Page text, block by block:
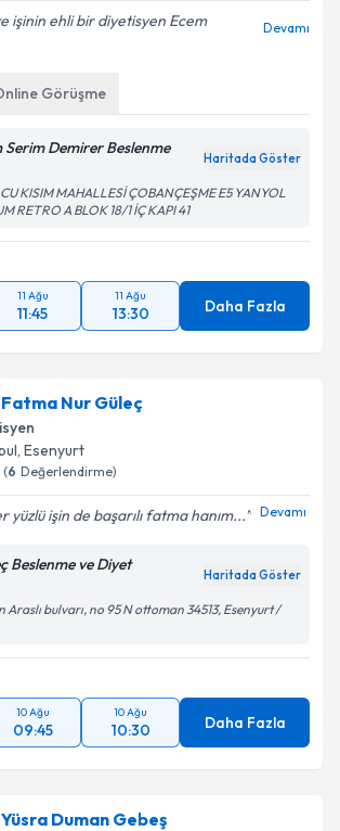
işinin ehli bir diyetisyen Ecem
Devamı
Görüşme
Serim Demirer Beslenme
Haritada Göster
KISIM MAHALLESİ ÇOBANÇEŞME E5 YANYOL
RETRO A BLOK 18/1 İÇ KAPI 41
11 Ağu
11:45
11 Ağu
13:30 Daha Fazla
Nur Güleç
, Esenyurt
(6 Değerlendirme)
yüzlü işin de başarılı fatma hanım... Devamı
Beslenme ve Diyet
Haritada Göster
bulvarı, no 95 N ottoman 34513, Esenyurt /
10 Ağu
09:45
10 Ağu
10:30 Daha Fazla
Duman Gebeş